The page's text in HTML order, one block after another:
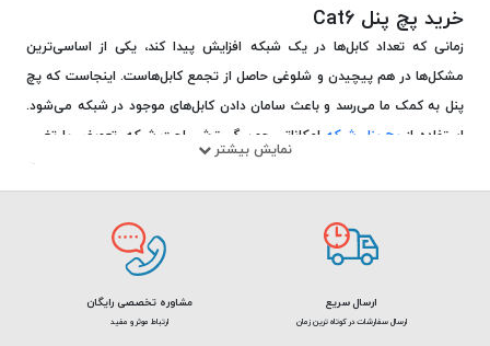
نمایش بیشتر
خرید پچ پنل Cat6
زمانی که تعداد کابل‌ها در یک شبکه افزایش پیدا کند، یکی از اساسی‌ترین
مشکل‌ها در هم پیچیدن و شلوغی حاصل از تجمع کابل‌هاست. اینجاست که پچ
پنل به کمک ما می‌رسد و باعث سامان دادن کابل‌های موجود در شبکه می‌شود.
استفاده از پچ پنل شبکه امکاناتی چون گسترش راحت شبکه، تعویض یا تغییر
سریع کابل‌ها و همچنین منظم کردن فضای کابل‌کشی‌شده را فراهم می‌کند. پچ
پنل‌ها استاندارهای مختلفی دارند. این استانداردها همان Catها هستند. یکی از
پرکاربردترین پچ پنل‌ها،پچ پنل
است. این نوع از پچ پنل‌ از کابل‌ها،
کیستون و سوکت‎‌های همین استاندارد یعنی Cat6 پشتیبانی می‌کنند.
ارسال سریع
ارسال سفارشات در کوتاه ترین زمان
مشاوره تخصصی رایگان
ارتباط موثر و مفید